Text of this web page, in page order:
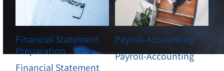
Financial Statement
Preparation
Financial Statement
Payroll-Accounting
Payroll-Accounting